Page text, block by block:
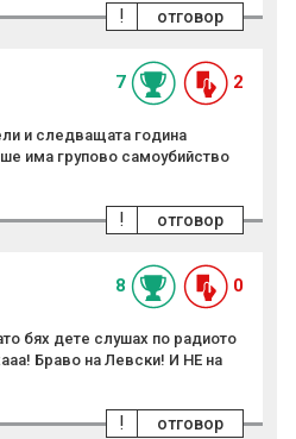
отговор
!
7 2
и следващата година
ше има групово самоубийство
отговор
!
8 0
бях дете слушах по радиото
Браво на Левски! И НЕ на
отговор
!